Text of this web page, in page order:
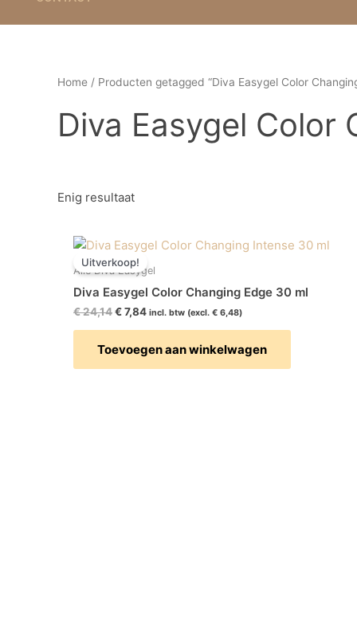
Home / Producten getagged “Diva Easygel Color
Diva Easygel Color
Enig resultaat
Uitverkoop!
Alle Diva Easygel
Diva Easygel Color Changing Edge 30 ml
€24,14
Oorspronkelijke
prijs
was:
€7,84
Huidige
prijs
is:
incl. btw (excl. € 6,48)
Toevoegen aan winkelwagen